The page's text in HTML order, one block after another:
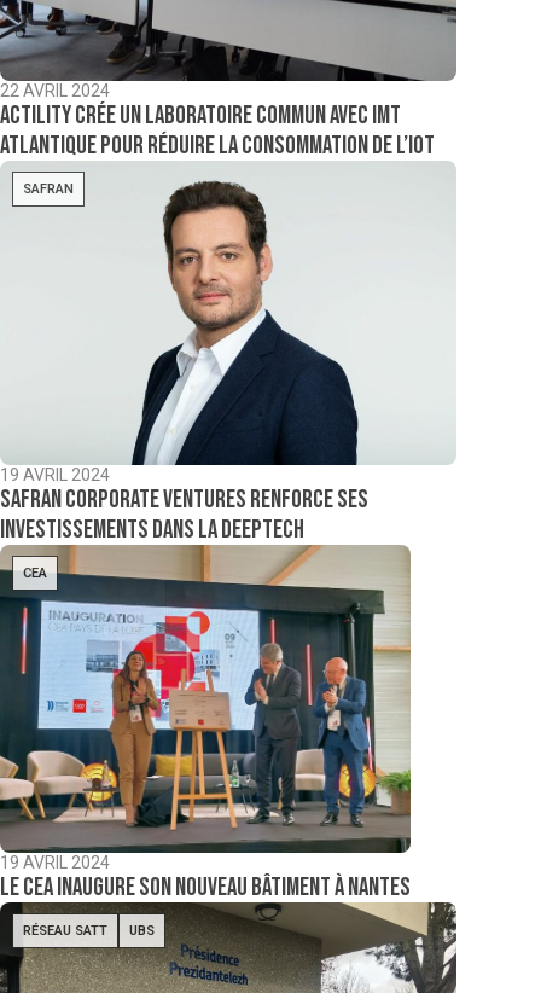
22 AVRIL 2024
Actility crée un laboratoire commun avec IMT
Atlantique pour réduire la consommation de l’IoT
SAFRAN
19 AVRIL 2024
Safran Corporate Ventures renforce ses
investissements dans la deeptech
CEA
19 AVRIL 2024
Le CEA inaugure son nouveau bâtiment à Nantes
RÉSEAU SATT UBS